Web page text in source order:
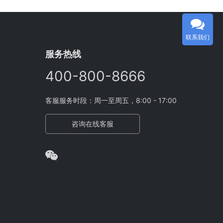
服务热线
400-800-8666
客服服务时段：周一至周五，8:00 - 17:00
咨询在线客服
联系我们